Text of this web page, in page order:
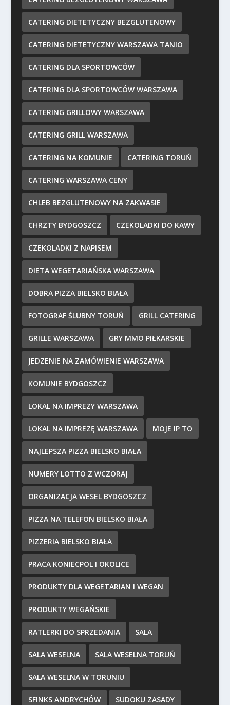
CATERING DIETETYCZNY BEZGLUTENOWY
CATERING DIETETYCZNY WARSZAWA TANIO
CATERING DLA SPORTOWCÓW
CATERING DLA SPORTOWCÓW WARSZAWA
CATERING GRILLOWY WARSZAWA
CATERING GRILL WARSZAWA
CATERING NA KOMUNIE CATERING TORUŃ
CATERING WARSZAWA CENY
CHLEB BEZGLUTENOWY NA ZAKWASIE
CHRZTY BYDGOSZCZ CZEKOLADKI DO KAWY
CZEKOLADKI Z NAPISEM
DIETA WEGETARIAŃSKA WARSZAWA
DOBRA PIZZA BIELSKO BIAŁA
FOTOGRAF ŚLUBNY TORUŃ GRILL CATERING
GRILLE WARSZAWA GRY MMO PIŁKARSKIE
JEDZENIE NA ZAMÓWIENIE WARSZAWA
KOMUNIE BYDGOSZCZ
LOKAL NA IMPREZY WARSZAWA
LOKAL NA IMPREZĘ WARSZAWA MOJE IP TO
NAJLEPSZA PIZZA BIELSKO BIAŁA
NUMERY LOTTO Z WCZORAJ
ORGANIZACJA WESEL BYDGOSZCZ
PIZZA NA TELEFON BIELSKO BIAŁA
PIZZERIA BIELSKO BIAŁA
PRACA KONIECPOL I OKOLICE
PRODUKTY DLA WEGETARIAN I WEGAN
PRODUKTY WEGAŃSKIE
RATLERKI DO SPRZEDANIA SALA
SALA WESELNA SALA WESELNA TORUŃ
SALA WESELNA W TORUNIU
SFINKS ANDRYCHÓW SUDOKU ZASADY